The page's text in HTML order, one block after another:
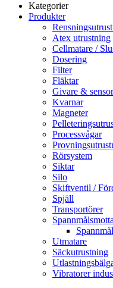
Kategorier
Produkter
Atex utrustning
Cellmatare /
Dosering
Filter
Fläktar
Givare &
Kvarnar
Magneter
Processvågar
Rörsystem
Siktar
Silo
Skiftventil /
Spjäll
Transportörer
Utmatare
Säckutrustning
Vibratorer